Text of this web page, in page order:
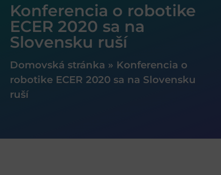
Konferencia o robotike
ECER 2020 sa na
Slovensku ruší
Domovská stránka » Konferencia o
robotike ECER 2020 sa na Slovensku
ruší